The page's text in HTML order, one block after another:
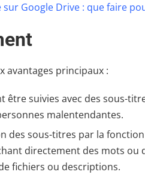
Google Drive : que faire
avantages principaux :
être suivies avec des sous-
malentendantes.
des sous-titres par la
directement des mots ou
fichiers ou descriptions.